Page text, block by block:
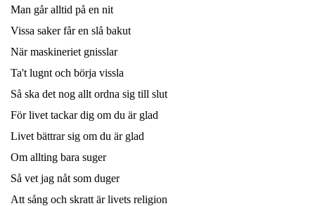
Man går alltid på en nit
Vissa saker får en slå bakut
När maskineriet gnisslar
Ta't lugnt och börja vissla
Så ska det nog allt ordna sig till slut
För livet tackar dig om du är glad
Livet bättrar sig om du är glad
Om allting bara suger
Så vet jag nåt som duger
Att sång och skratt är livets religion